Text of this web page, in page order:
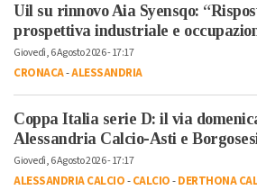
Uil su rinnovo Aia Syensqo:
prospettiva industriale e
Giovedì, 6 Agosto 2026 - 17:17
CRONACA-ALESSANDRIA
Coppa Italia serie D: il via
Alessandria Calcio-Asti e
Giovedì, 6 Agosto 2026 - 17:17
ALESSANDRIA CALCIO-CALCIO-DERTHONA